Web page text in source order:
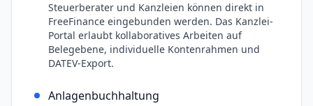
Steuerberater und Kanzleien können direkt in
FreeFinance eingebunden werden. Das Kanzlei-
Portal erlaubt kollaboratives Arbeiten auf
Belegebene, individuelle Kontenrahmen und
DATEV-Export.
Anlagenbuchhaltung